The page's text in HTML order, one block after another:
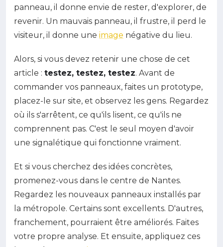
panneau, il donne envie de rester, d'explorer, de
revenir. Un mauvais panneau, il frustre, il perd le
visiteur, il donne une image négative du lieu.
Alors, si vous devez retenir une chose de cet
article : testez, testez, testez. Avant de
commander vos panneaux, faites un prototype,
placez-le sur site, et observez les gens. Regardez
où ils s'arrêtent, ce qu'ils lisent, ce qu'ils ne
comprennent pas. C'est le seul moyen d'avoir
une signalétique qui fonctionne vraiment.
Et si vous cherchez des idées concrètes,
promenez-vous dans le centre de Nantes.
Regardez les nouveaux panneaux installés par
la métropole. Certains sont excellents. D'autres,
franchement, pourraient être améliorés. Faites
votre propre analyse. Et ensuite, appliquez ces